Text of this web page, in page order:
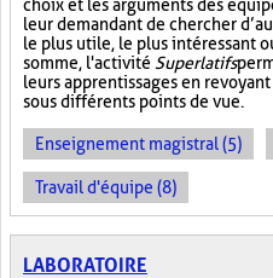
choix et les arguments des
leur demandant de chercher
le plus utile, le plus intéressant
somme, l'activité Superlatifs
leurs apprentissages en
sous différents points de vue.
Enseignement magistral (5)
Travail d'équipe (8)
LABORATOIRE